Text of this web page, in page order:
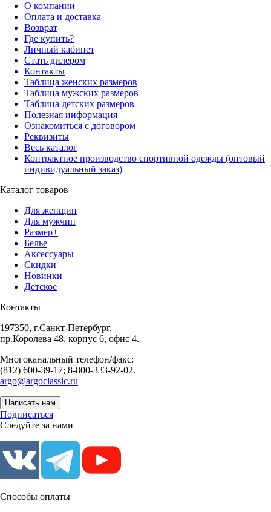
О компании
Оплата и доставка
Возврат
Где купить?
Личный кабинет
Стать дилером
Контакты
Таблица женских размеров
Таблица мужских размеров
Таблица детских размеров
Полезная информация
Ознакомиться с договором
Реквизиты
Весь каталог
Контрактное производство спортивной одежды (оптовый
индивидуальный заказ)
Каталог товаров
Для женщин
Для мужчин
Размер+
Белье
Аксессуары
Скидки
Новинки
Детское
Контакты
197350, г.Санкт-Петербург,
пр.Королева 48, корпус 6, офис 4.
Многоканальный телефон/факс:
(812) 600-39-17; 8-800-333-92-02.
argo@argoclassic.ru
Написать нам
Подписаться
Следуйте за нами
Способы оплаты